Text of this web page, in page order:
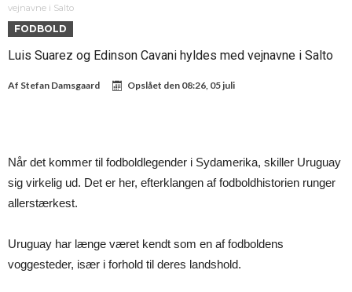
Dušan Vlahović tæt på en ny destination: Beşiktaş byder
velkommen
vejnavne i Salto
FODBOLD
Luis Suarez og Edinson Cavani hyldes med vejnavne i Salto
Af Stefan Damsgaard Opslået den 08:26, 05 juli
Når det kommer til fodboldlegender i Sydamerika, skiller Uruguay
sig virkelig ud. Det er her, efterklangen af fodboldhistorien runger
allerstærkest.
Uruguay har længe været kendt som en af fodboldens
voggesteder, især i forhold til deres landshold.